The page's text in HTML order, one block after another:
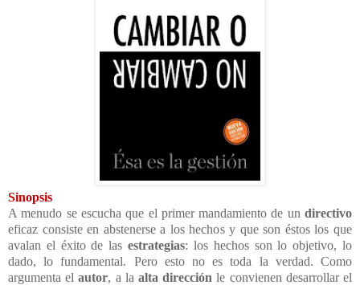
Sinopsis
A menudo se escucha que el primer mandamiento de un directivo
eficaz consiste en abstenerse a los hechos y que son éstos los que
avalan el éxito de lasestrategias: los hechos son lo objetivo, lo
dado, lo fundamental. Pero esto no es toda la verdad. Como
argumenta elautor, a laalta dirección le convienen desarrollar el